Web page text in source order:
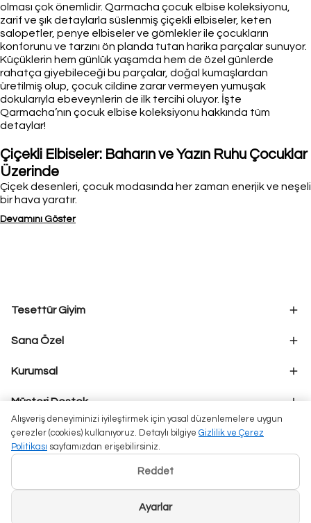
Alışveriş deneyiminizi iyileştirmek için yasal düzenlemelere uygun
çerezler (cookies) kullanıyoruz. Detaylı bilgiye Gizlilik ve Çerez
Politikası sayfamızdan erişebilirsiniz.
Reddet
Ayarlar
olması çok önemlidir. Qarmacha çocuk elbise koleksiyonu,
zarif ve şık detaylarla süslenmiş çiçekli elbiseler, keten
salopetler, penye elbiseler ve gömlekler ile çocukların
konforunu ve tarzını ön planda tutan harika parçalar sunuyor.
Küçüklerin hem günlük yaşamda hem de özel günlerde
rahatça giyebileceği bu parçalar, doğal kumaşlardan
üretilmiş olup, çocuk cildine zarar vermeyen yumuşak
dokularıyla ebeveynlerin de ilk tercihi oluyor. İşte
Qarmacha’nın çocuk elbise koleksiyonu hakkında tüm
detaylar!
Çiçekli Elbiseler: Baharın ve Yazın Ruhu Çocuklar
Üzerinde
Çiçek desenleri, çocuk modasında her zaman enerjik ve neşeli
bir hava yaratır.
Devamını Göster
Tesettür Giyim
Sana Özel
Kurumsal
Müşteri Destek